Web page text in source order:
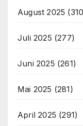
August 2025
Juli 2025 (277)
Juni 2025 (261)
Mai 2025 (281)
April 2025 (291)